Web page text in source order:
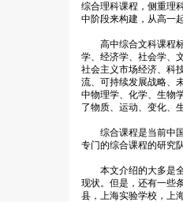
综合理科课程，侧重理
中阶段来构建，从高一
高中综合文科课程标
学、经济学、社会学、
社会主义市场经济、科
流、可持续发展战略、
中物理学、化学、生物
了物质、运动、变化、
综合课程是当前中国
专门的综合课程的研究
本文介绍的大多是全
现状。但是，还有一些
县，上海实验学校，上